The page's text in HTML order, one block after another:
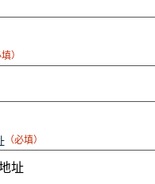
）
（必填）